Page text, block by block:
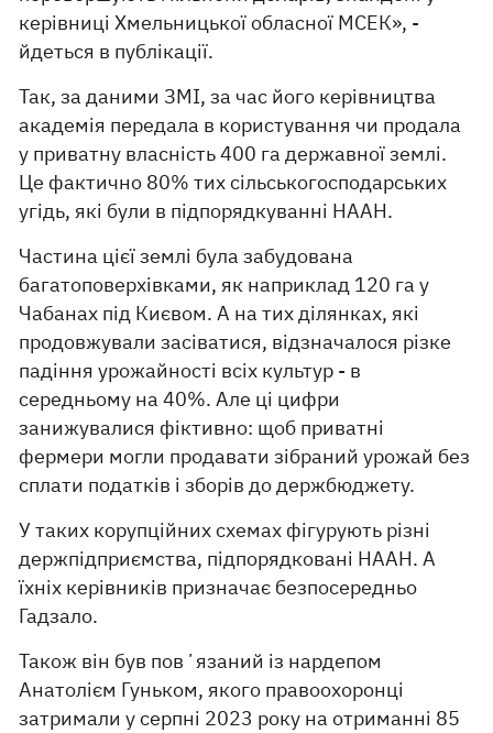
керівниці Хмельницької обласної МСЕК», -
йдеться в публікації.
Так, за даними ЗМІ, за час його керівництва
академія передала в користування чи продала
у приватну власність 400 га державної землі.
Це фактично 80% тих сільськогосподарських
угідь, які були в підпорядкуванні НААН.
Частина цієї землі була забудована
багатоповерхівками, як наприклад 120 га у
Чабанах під Києвом. А на тих ділянках, які
продовжували засіватися, відзначалося різке
падіння урожайності всіх культур - в
середньому на 40%. Але ці цифри
занижувалися фіктивно: щоб приватні
фермери могли продавати зібраний урожай без
сплати податків і зборів до держбюджету.
У таких корупційних схемах фігурують різні
держпідприємства, підпорядковані НААН. А
їхніх керівників призначає безпосередньо
Гадзало.
Також він був повʼязаний із нардепом
Анатолієм Гуньком, якого правоохоронці
затримали у серпні 2023 року на отриманні 85